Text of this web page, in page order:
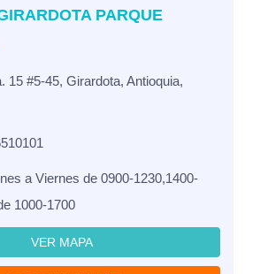
PARQUE
15 #5-45, Girardota, Antioquia,
a Viernes de 0900-1230,1400-
1000-1700
VER MAPA